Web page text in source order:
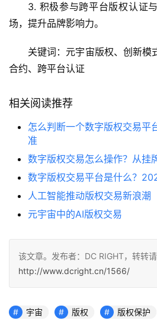
3. 积极参与跨平台版权认证
场，提升品牌影响力。
关键词：元宇宙版权、创新模
合约、跨平台认证
相关阅读推荐
怎么判断一个数字版权交易平
准
数字版权交易怎么操作？从挂
数字版权交易平台是什么？
人工智能推动版权交易新浪潮
元宇宙中的AI版权交易
该文章。发布者：DC RIGHT，转转请
http://www.dcright.cn/1566/
宇宙 版权 版权保护